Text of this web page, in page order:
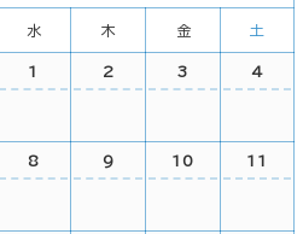
水 木 金 土
1 2 3 4
8 9 10 11